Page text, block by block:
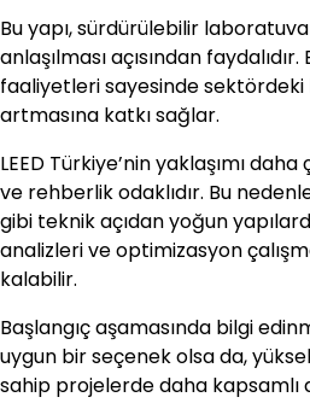
Bu yapı, sürdürülebilir
anlaşılması açısından
faaliyetleri sayesinde sektördeki
artmasına katkı sağlar.
LEED Türkiye’nin yaklaşımı
ve rehberlik odaklıdır. Bu
gibi teknik açıdan yoğun
analizleri ve optimizasyon
kalabilir.
Başlangıç aşamasında bilgi
uygun bir seçenek olsa da,
sahip projelerde daha kapsamlı